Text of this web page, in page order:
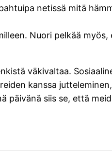
netissä mitä
Nuori pelkää
väkivaltaa.
kanssa
siis se, että